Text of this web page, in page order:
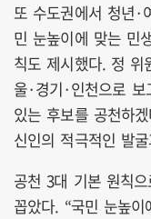
또 수도권에서 청년·
민 눈높이에 맞는 민
칙도 제시했다. 정 위
울·경기·인천으로
있는 후보를 공천하
신인의 적극적인 발
공천 3대 기본 원칙
꼽았다. “국민 눈높